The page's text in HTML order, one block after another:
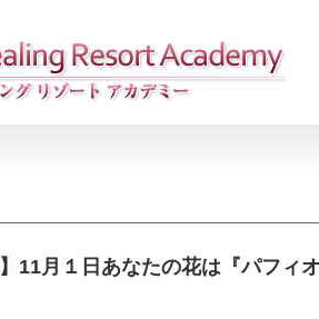
】11月１日あなたの花は『パフィ